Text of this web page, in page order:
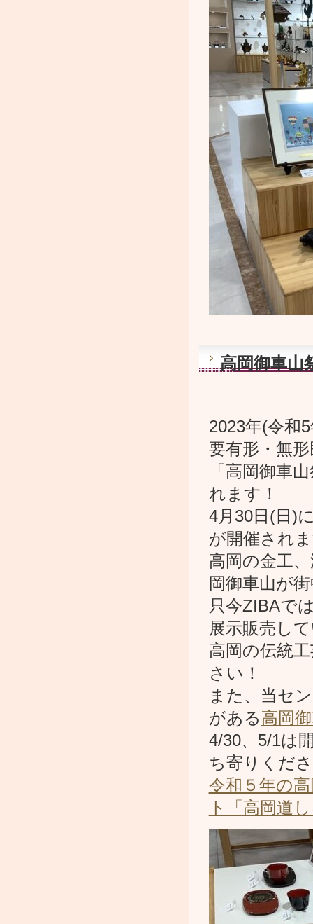
高岡御車山
2023年(令和
要有形・無
「高岡御車
れます！
4月30日(日)
が開催され
高岡の金工
岡御車山が
只今ZIBAで
展示販売し
高岡の伝統
さい！
また、当セ
がある高岡
4/30、5/1は
ち寄りくだ
令和５年の
ト「高岡道